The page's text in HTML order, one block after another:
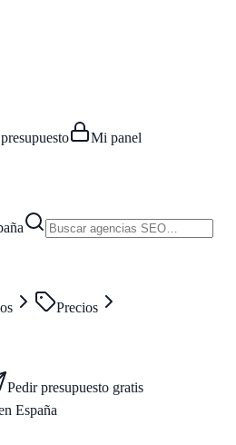
Mi panel
Precios
Pedir presupuesto gratis
España